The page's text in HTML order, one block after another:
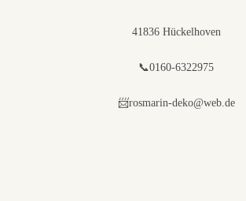
41836 Hückelhoven
📞0160-6322975
📨rosmarin-deko@web.de